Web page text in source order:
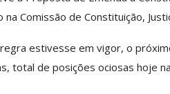
na Comissão de Constituição,
estivesse em vigor, o
total de posições ociosas hoje